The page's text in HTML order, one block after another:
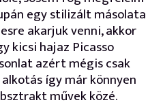
egy stilizált másolata
akarjuk venni, akkor
kicsi hajaz Picasso
azért mégis csak
így már könnyen
művek közé.